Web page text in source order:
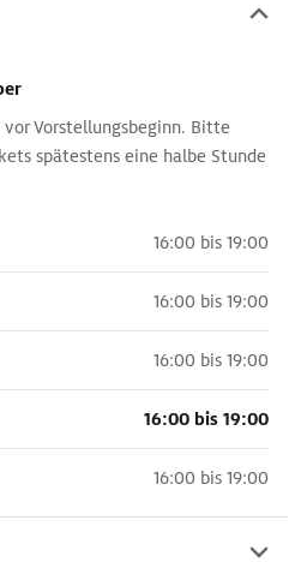
Vorstellungsbeginn. Bitte
spätestens eine halbe Stunde
16:00 bis 19:00
16:00 bis 19:00
16:00 bis 19:00
16:00 bis 19:00
16:00 bis 19:00